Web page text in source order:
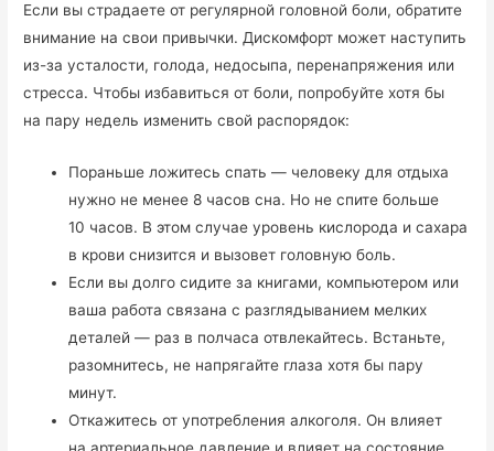
Если вы страдаете от регулярной головной боли, обратите
внимание на свои привычки. Дискомфорт может наступить
из-за усталости, голода, недосыпа, перенапряжения или
стресса. Чтобы избавиться от боли, попробуйте хотя бы
на пару недель изменить свой распорядок:
Пораньше ложитесь спать — человеку для отдыха
нужно не менее 8 часов сна. Но не спите больше
10 часов. В этом случае уровень кислорода и сахара
в крови снизится и вызовет головную боль.
Если вы долго сидите за книгами, компьютером или
ваша работа связана с разглядыванием мелких
деталей — раз в полчаса отвлекайтесь. Встаньте,
разомнитесь, не напрягайте глаза хотя бы пару
минут.
Откажитесь от употребления алкоголя. Он влияет